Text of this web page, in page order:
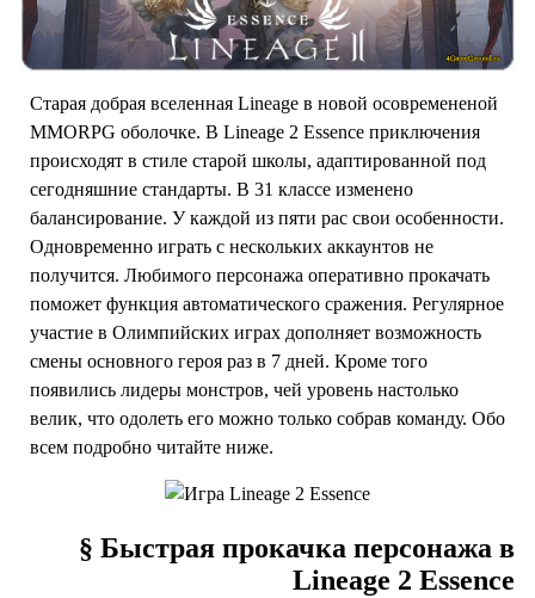
Старая добрая вселенная Lineage в новой осовремененой
MMORPG оболочке. В Lineage 2 Essence приключения
происходят в стиле старой школы, адаптированной под
сегодняшние стандарты. В 31 классе изменено
балансирование. У каждой из пяти рас свои особенности.
Одновременно играть с нескольких аккаунтов не
получится. Любимого персонажа оперативно прокачать
поможет функция автоматического сражения. Регулярное
участие в Олимпийских играх дополняет возможность
смены основного героя раз в 7 дней. Кроме того
появились лидеры монстров, чей уровень настолько
велик, что одолеть его можно только собрав команду. Обо
всем подробно читайте ниже.
§ Быстрая прокачка персонажа в
Lineage 2 Essence